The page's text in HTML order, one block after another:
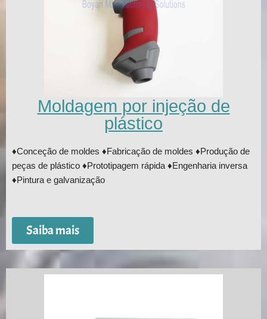
Moldagem por injeção de
plástico
♦Conceção de moldes ♦Fabricação de moldes ♦Produção de
peças de plástico ♦Prototipagem rápida ♦Engenharia inversa
♦Pintura e galvanização
Saiba mais